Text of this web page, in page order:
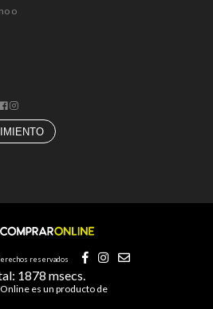
o
reservados
1878 msecs.
es un producto de